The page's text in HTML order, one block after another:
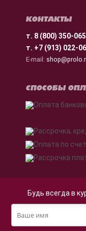
КОНТАКТЫ
т. 8 (800) 350-
т. +7 (913) 022-
E-mail:
СПОСОБЫ
Будь всегда в